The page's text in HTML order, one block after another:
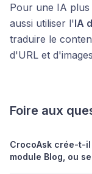
Pour une IA
aussi utiliser l'IA
traduire le
d'URL et
Foire aux
CrocoAsk crée-t-
module Blog, ou